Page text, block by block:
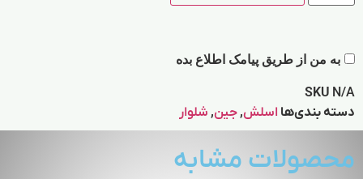
به من از طریق پیامک اطلاع بده
SKU N/A
دسته بندی‌ها اسلش,جین, شلوار
محصولات مشابه